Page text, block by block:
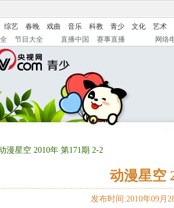
综艺 春晚 戏曲 音乐 科教 青少 文化
艺术
节目大全 直播中国 赛事直播 网络
漫星空 2010年 第171期 2-2
动漫星空
发布时间:2010年09月